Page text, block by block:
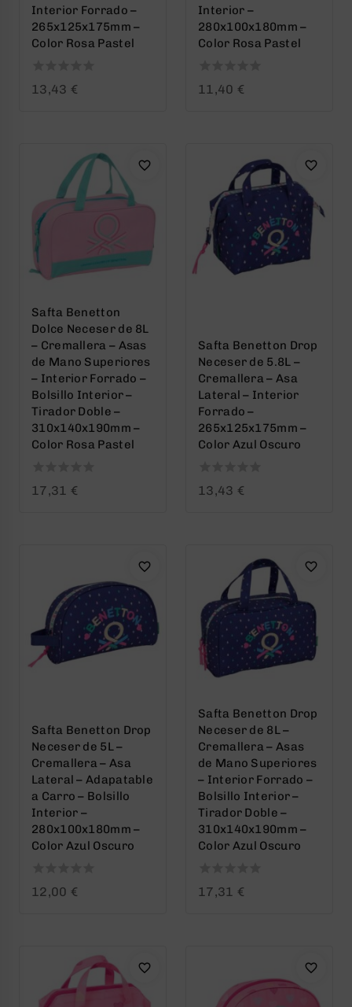
Interior Forrado –
265x125x175mm –
Color Rosa Pastel
013,43 €
Interior –
280x100x180mm –
Color Rosa Pastel
011,40 €
Safta Benetton
Dolce Neceser de 8L
– Cremallera – Asas
de Mano Superiores
– Interior Forrado –
Bolsillo Interior –
Tirador Doble –
310x140x190mm –
Color Rosa Pastel
017,31 €
Safta Benetton Drop
Neceser de 5.8L –
Cremallera – Asa
Lateral – Interior
Forrado –
265x125x175mm –
Color Azul Oscuro
013,43 €
Safta Benetton Drop
Neceser de 5L –
Cremallera – Asa
Lateral – Adapatable
a Carro – Bolsillo
Interior –
280x100x180mm –
Color Azul Oscuro
012,00 €
Safta Benetton Drop
Neceser de 8L –
Cremallera – Asas
de Mano Superiores
– Interior Forrado –
Bolsillo Interior –
Tirador Doble –
310x140x190mm –
Color Azul Oscuro
017,31 €